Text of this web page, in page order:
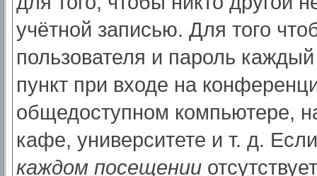
учётной записью. Для того
пользователя и пароль
пункт при входе на
общедоступном компьютере,
кафе, университете и т. д.
каждом посещении